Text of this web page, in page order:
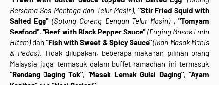
Bersama Sos Mentega dan Telur Masin), "Stir Fried Squid with
Salted Egg" (Sotong Goreng Dengan Telur Masin), "Tomyam
Seafood","Beef with Black Pepper Sauce" (Daging Masak Lada
Hitam)dan "Fish with Sweet & Spicy Sauce"(Ikan Masak Manis
& Pedas). Tidak dilupakan, beberapa makanan pilihan orang
Malaysia juga termasuk dalam buffet ramadhan ini termasuk
"Rendang Daging Tok","Masak Lemak Gulai Daging","Ayam